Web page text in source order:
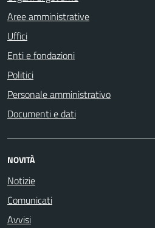
Aree amministrative
Uffici
Enti e fondazioni
Politici
Personale amministrativo
Documenti e dati
NOVITÀ
Notizie
Comunicati
Avvisi